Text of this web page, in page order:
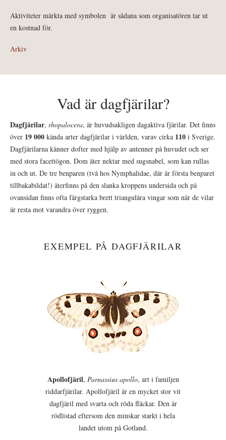
Aktiviteter märkta med symbolen är sådana som organisatören tar ut
en kostnad för.
Arkiv
Vad är dagfjärilar?
Dagfjärilar, rhopalocera, är huvudsakligen dagaktiva fjärilar. Det finns
över 19 000 kända arter dagfjärilar i världen, varav cirka 110 i Sverige.
Dagfjärilarna känner dofter med hjälp av antenner på huvudet och ser
med stora facettögon. Dom äter nektar med sugsnabel, som kan rullas
in och ut. De tre benparen (två hos Nymphalidae, där är första benparet
tillbakabildat!) återfinns på den slanka kroppens undersida och på
ovansidan finns ofta färgstarka brett triangulära vingar som när de vilar
är resta mot varandra över ryggen.
EXEMPEL PÅ DAGFJÄRILAR
Apollofjäril, Parnassius apollo, art i familjen
riddarfjärilar. Apollofjäril är en mycket stor vit
dagfjäril med svarta och röda fläckar. Den är
rödlistad eftersom den minskar starkt i hela
landet utom på Gotland.